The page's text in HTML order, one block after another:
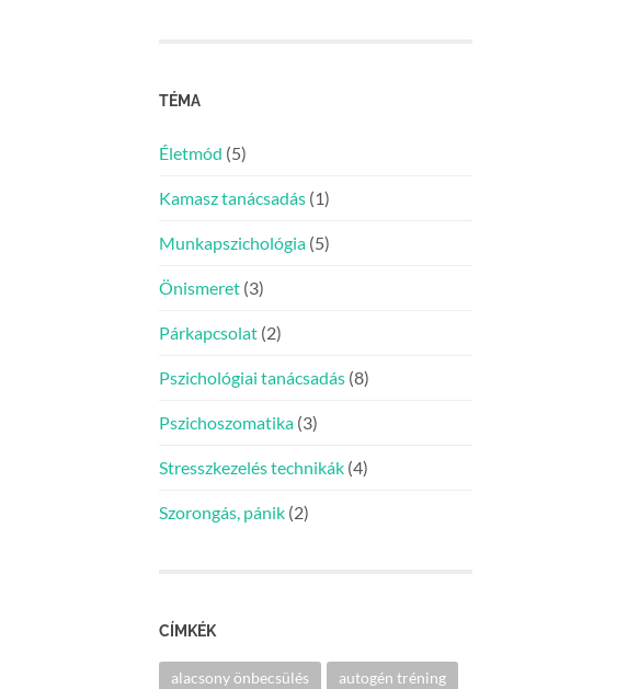
TÉMA
Életmód (5)
Kamasz tanácsadás (1)
Munkapszichológia (5)
Önismeret (3)
Párkapcsolat (2)
Pszichológiai tanácsadás (8)
Pszichoszomatika (3)
Stresszkezelés technikák (4)
Szorongás, pánik (2)
CÍMKÉK
alacsony önbecsülés autogén tréning